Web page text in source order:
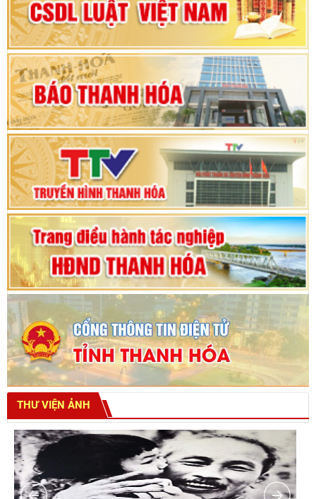
nhiệm kỳ 2025 - 2030
Khai mạc Kỳ họp bất thường lần thứ 9, Quốc
hội khóa XV
Phiên thảo luận Kỳ họp thứ 24, HĐND tỉnh
Thanh Hóa khóa XVIII, nhiệm kỳ 2021 - 2026
Bế mạc Kỳ họp thứ hai bốn, Hội đồng nhân dân
tỉnh khoá XVIII
THƯ VIỆN ẢNH